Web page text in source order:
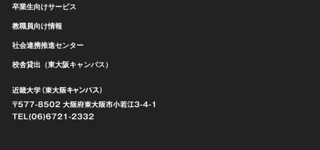
卒業生向けサービス
教職員向け情報
社会連携推進センター
校舎貸出（東大阪キャンパス）
近畿大学（東大阪キャンパス）
〒577-8502 大阪府東大阪市小若江3-4-1
TEL(06)6721-2332